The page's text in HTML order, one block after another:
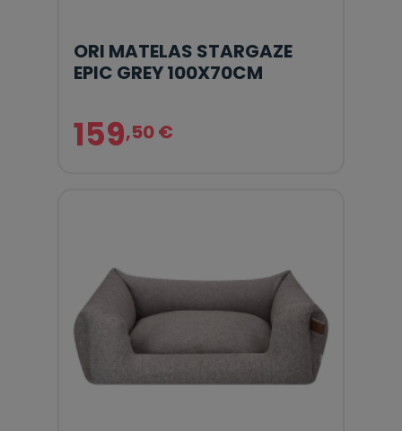
ORI MATELAS STARGAZE
EPIC GREY 100X70CM
159,50 €